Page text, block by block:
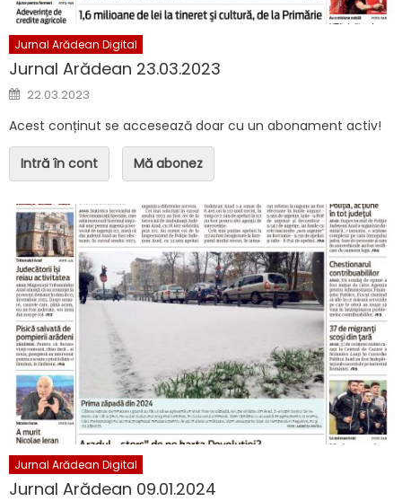
Jurnal Arădean Digital
Jurnal Arădean 23.03.2023
Posted on
22.03.2023
Acest conținut se accesează doar cu un abonament activ!
Intră în cont Mă abonez
Jurnal Arădean Digital
Jurnal Arădean 09.01.2024